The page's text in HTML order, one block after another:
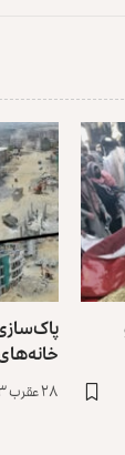
۲۸ عقرب ۱۴۰۳ - ۱۸ نومبر ۲۰۲۴